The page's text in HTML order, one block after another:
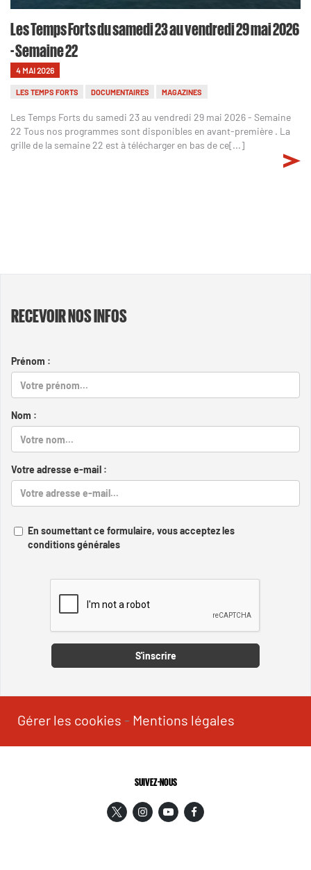
Les Temps Forts du samedi 23 au vendredi 29 mai 2026
- Semaine 22
4 MAI 2026
LES TEMPS FORTS DOCUMENTAIRES MAGAZINES
Les Temps Forts du samedi 23 au vendredi 29 mai 2026 - Semaine
22 Tous nos programmes sont disponibles en avant-première . La
grille de la semaine 22 est à télécharger en bas de ce[...]
RECEVOIR NOS INFOS
Prénom :
Nom :
Votre adresse e-mail :
En soumettant ce formulaire, vous acceptez les
conditions générales
S'inscrire
Gérer les cookies - Mentions légales
SUIVEZ-NOUS